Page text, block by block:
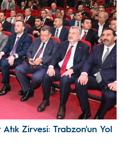
Atık Zirvesi: Trabzon'un Yol